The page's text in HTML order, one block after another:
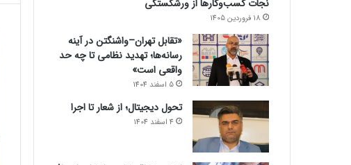
نجات کسب‌وکارها از ورشکستگی
18 فروردین 1405
«تقابل تهران–واشنگتن در آینه
رسانه‌ها؛ تهدید نظامی تا چه حد
واقعی است»
5 اسفند 1404
تحول دیجیتال؛ از شعار تا اجرا
4 اسفند 1404